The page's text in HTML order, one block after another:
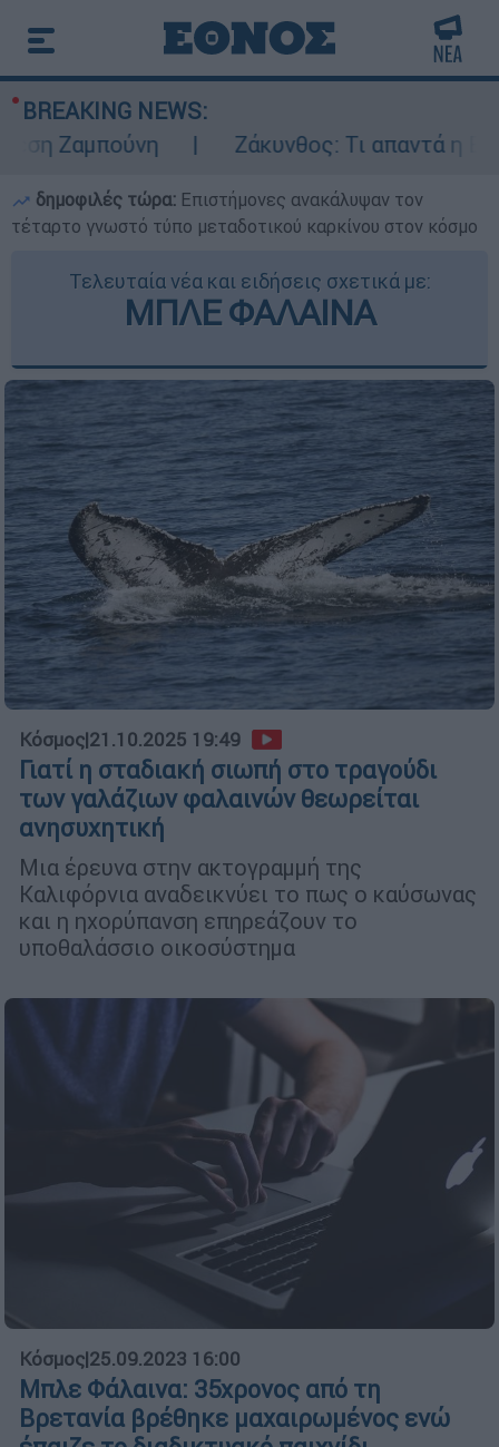
BREAKING NEWS:
Ζάκυνθος: Τι απαντά η ΕΛΑΣ
δημοφιλές τώρα: Επιστήμονες ανακάλυψαν τον
τέταρτο γνωστό τύπο μεταδοτικού καρκίνου στον κόσμο
Τελευταία νέα και ειδήσεις σχετικά με:
ΜΠΛΕ ΦΑΛΑΙΝΑ
Κόσμος|21.10.2025 19:49
Γιατί η σταδιακή σιωπή στο τραγούδι
των γαλάζιων φαλαινών θεωρείται
ανησυχητική
Μια έρευνα στην ακτογραμμή της
Καλιφόρνια αναδεικνύει το πως ο καύσωνας
και η ηχορύπανση επηρεάζουν το
υποθαλάσσιο οικοσύστημα
Κόσμος|25.09.2023 16:00
Μπλε Φάλαινα: 35χρονος από τη
Βρετανία βρέθηκε μαχαιρωμένος ενώ